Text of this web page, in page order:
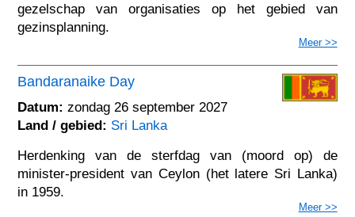
gezelschap van organisaties op het gebied van
gezinsplanning.
Meer >>
Bandaranaike Day
Datum: zondag 26 september 2027
Land / gebied: Sri Lanka
Herdenking van de sterfdag van (moord op) de
minister-president van Ceylon (het latere Sri Lanka)
in 1959.
Meer >>